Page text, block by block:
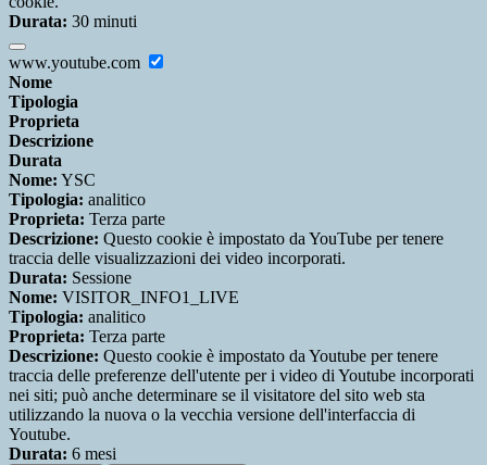
Durata: 30 minuti
www.youtube.com
Nome
Tipologia
Proprieta
Descrizione
Durata
Nome: YSC
Tipologia: analitico
Proprieta: Terza parte
Descrizione: Questo cookie è impostato da YouTube per tenere
traccia delle visualizzazioni dei video incorporati.
Durata: Sessione
Nome: VISITOR_INFO1_LIVE
Tipologia: analitico
Proprieta: Terza parte
Descrizione: Questo cookie è impostato da Youtube per tenere
traccia delle preferenze dell'utente per i video di Youtube incorporati
nei siti; può anche determinare se il visitatore del sito web sta
utilizzando la nuova o la vecchia versione dell'interfaccia di
Youtube.
Durata: 6 mesi